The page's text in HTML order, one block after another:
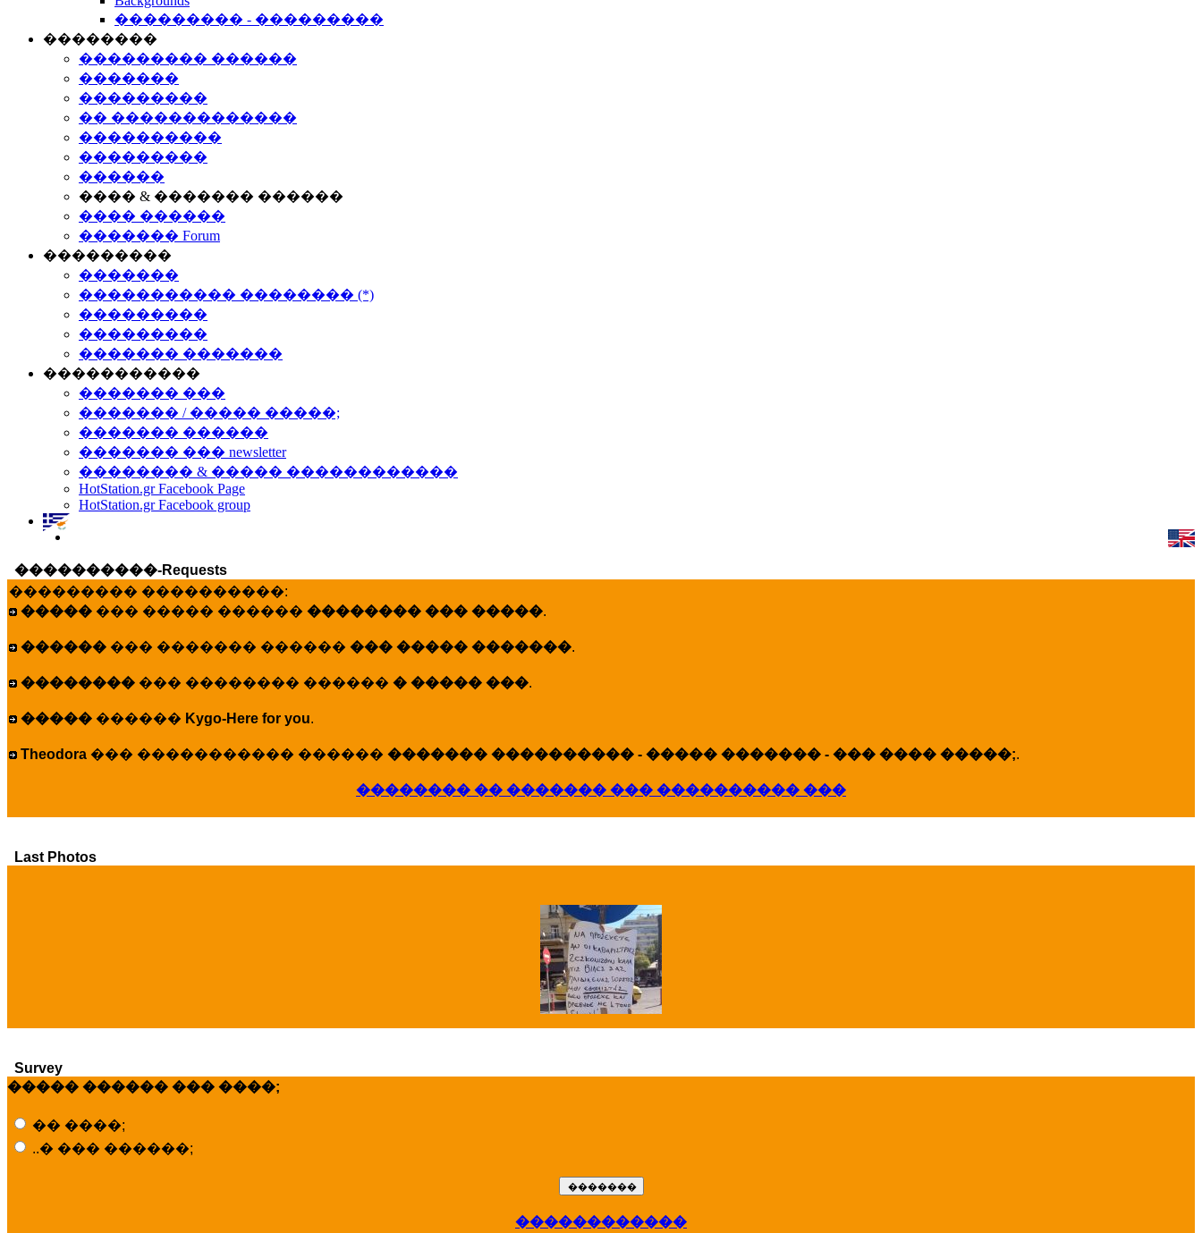
��������� - ���������
��������
��������� ������
�������
���������
�� �������������
����������
���������
������
���� & ������� ������
���� ������
������� Forum
���������
�������
����������� �������� (*)
���������
���������
������� �������
�����������
������� ���
������� / ����� �����;
������� ������
������� ��� newsletter
�������� & ����� ������������
HotStation.gr Facebook Page
HotStation.gr Facebook group
����������-Requests
��������� ����������:
����� ��� ����� ������ �������� ��� �����.
������ ��� ������� ������ ��� ����� �������.
�������� ��� �������� ������ � ����� ���.
����� ������ Kygo-Here for you.
Theodora ��� ����������� ������ ������� ���������� - ����� ������� - ��� ���� �����;.
�������� �� ������� ��� ���������� ���
Last Photos
X�����
Survey
����� ������ ��� ����;
�� ����;
..� ��� ������;
������������